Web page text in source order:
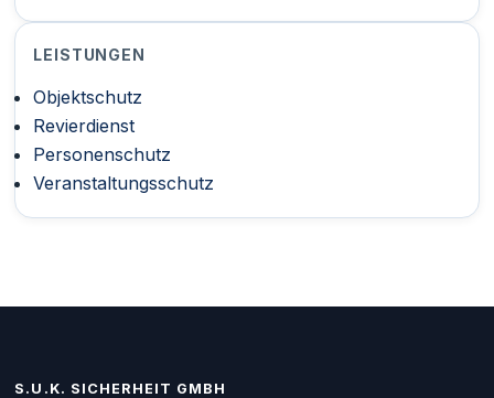
LEISTUNGEN
Objektschutz
Revierdienst
Personenschutz
Veranstaltungsschutz
S.U.K. SICHERHEIT GMBH